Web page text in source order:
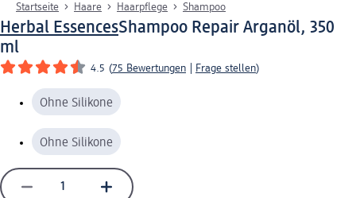
Startseite Haare Haarpflege Shampoo
Herbal EssencesShampoo Repair Arganöl, 350
ml
4.5 (75 Bewertungen Frage stellen)
Ohne Silikone
Ohne Silikone